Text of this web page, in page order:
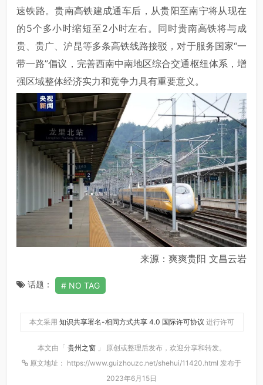
速铁路。贵南高铁建成通车后，从贵阳至南宁将从现在
的5个多小时缩短至2小时左右。同时贵南高铁将与成
贵、贵广、沪昆等多条高铁线路接驳，对于服务国家“一
带一路”倡议，完善西南中南地区综合交通枢纽体系，增
强区域整体经济实力和竞争力具有重要意义。
来源：爽爽贵阳 文昌云岩
话题： NO TAG
本文采用 知识共享署名-相同方式共享 4.0 国际许可协议 进行许可
本文由「 贵州之窗 」 原创或整理后发布，欢迎分享和转发。
原文地址： https://www.guizhouzc.net/shehui/11420.html 发布于
2023年6月15日